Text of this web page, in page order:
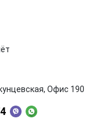
Офис 190